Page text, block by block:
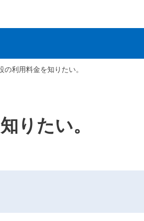
の利用料金を知りたい。
りたい。